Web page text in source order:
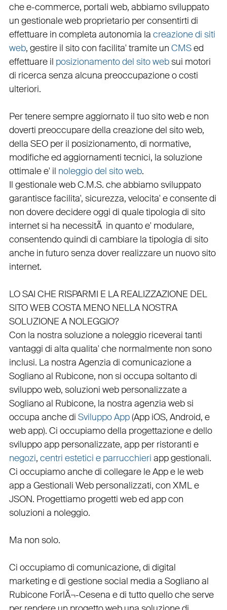
chee-commerce, portali web, abbiamo sviluppato
un gestionale webproprietario per consentirti di
effettuare in completa autonomia la creazione di siti
web, gestire il sito con facilita' tramite un CMSed
effettuare il posizionamento del sito websui motori
di ricerca senza alcuna preoccupazione o costi
ulteriori.
Per tenere sempre aggiornato il tuo sito web e non
doverti preoccupare della creazione del sito web,
della SEOper il posizionamento, di normative,
modifiche ed aggiornamenti tecnici, la soluzione
ottimale e' il noleggio del sito web.
Il gestionale web C.M.S. che abbiamo sviluppato
garantiscefacilita', sicurezza, velocita' e consente di
non dovere decidere oggi di quale tipologia di sito
internet si ha necessitÃ in quanto e' modulare,
consentendo quindi di cambiare la tipologia di sito
anche in futuro senza dover realizzare un nuovo sito
internet.
LO SAI CHE RISPARMI E LA REALIZZAZIONE DEL
SITO WEB COSTA MENO NELLA NOSTRA
SOLUZIONE A NOLEGGIO?
Con la nostra soluzione a noleggio riceverai tanti
vantaggi di alta qualita' che normalmente non sono
inclusi. La nostra Agenzia di comunicazione a
Sogliano al Rubicone, non si occupa soltanto di
sviluppo web, soluzioni web personalizzate a
Sogliano al Rubicone, la nostra agenzia websi
occupa anche di Sviluppo App(App iOS, Android, e
web app). Ci occupiamo della progettazionee dello
sviluppo app personalizzate, app per ristoranti e
negozi, centri estetici e parrucchieri app gestionali.
Ci occupiamo anche di collegareleAppe leweb
appa Gestionali Web personalizzati, con XMLe
JSON. Progettiamo progetti webed appcon
soluzioni a noleggio.
Ma non solo.
Ci occupiamo di comunicazione, di digital
marketing e di gestione social media a Sogliano al
RubiconeForlÃ¬-Cesena e di tutto quello che serve